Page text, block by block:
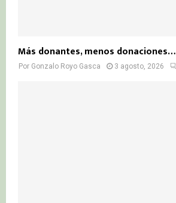
Más donantes, menos donaciones…
Por Gonzalo Royo Gasca 3 agosto, 2026